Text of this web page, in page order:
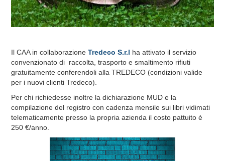
Il CAA in collaborazione Tredeco S.r.l ha attivato il servizio
convenzionato di raccolta, trasporto e smaltimento rifiuti
gratuitamente conferendoli alla TREDECO (condizioni valide
per i nuovi clienti Tredeco).
Per chi richiedesse inoltre la dichiarazione MUD e la
compilazione del registro con cadenza mensile sui libri vidimati
telematicamente presso la propria azienda il costo pattuito è
250 €/anno.